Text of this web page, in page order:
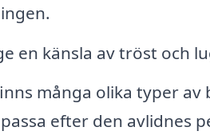
en känsla av tröst och
många olika typer
efter den avlidnes